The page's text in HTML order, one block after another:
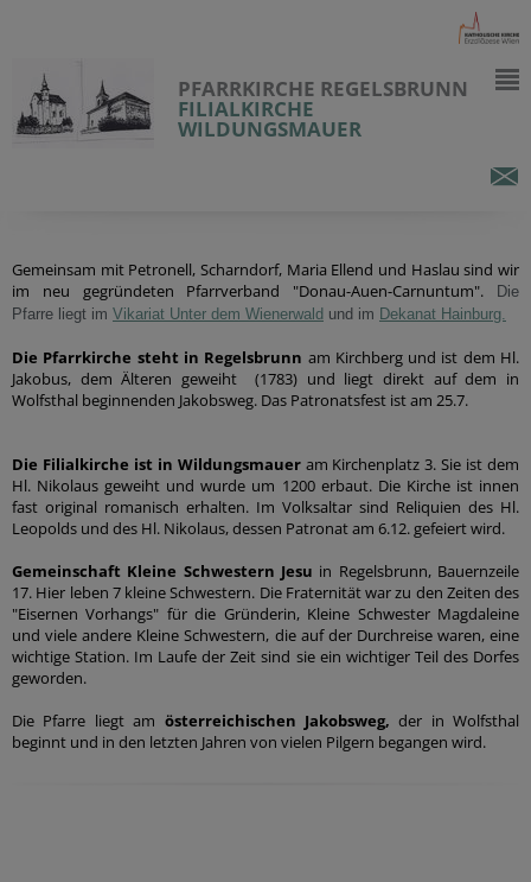
PFARRKIRCHE REGELSBRUNN
FILIALKIRCHE
WILDUNGSMAUER
Gemeinsam mit Petronell, Scharndorf, Maria Ellend und Haslau sind wir
im neu gegründeten Pfarrverband "Donau-Auen-Carnuntum".
Die
Pfarre liegt im Vikariat Unter dem Wienerwald und im Dekanat Hainburg.
Die Pfarrkirche steht in Regelsbrunn am Kirchberg und ist dem Hl.
Jakobus, dem Älteren geweiht (1783) und liegt direkt auf dem in
Wolfsthal beginnenden Jakobsweg. Das Patronatsfest ist am 25.7.
Die Filialkirche ist in Wildungsmaueram Kirchenplatz 3. Sie ist dem
Hl. Nikolaus geweiht und wurde um 1200 erbaut. Die Kirche ist innen
fast original romanisch erhalten. Im Volksaltar sind Reliquien des Hl.
Leopolds und des Hl. Nikolaus, dessen Patronat am 6.12. gefeiert wird.
Gemeinschaft Kleine Schwestern Jesu in Regelsbrunn, Bauernzeile
17. Hier leben 7 kleine Schwestern. Die Fraternität war zu den Zeiten des
"Eisernen Vorhangs" für die Gründerin, Kleine Schwester Magdaleine
und viele andere Kleine Schwestern, die auf der Durchreise waren, eine
wichtige Station. Im Laufe der Zeit sind sie ein wichtiger Teil des Dorfes
geworden.
Die Pfarre liegt am österreichischen Jakobsweg, der in Wolfsthal
beginnt und in den letzten Jahren von vielen Pilgern begangen wird.